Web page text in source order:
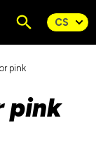
pink
pink